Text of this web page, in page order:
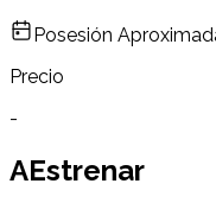
Posesión
Precio
-
AEstrenar